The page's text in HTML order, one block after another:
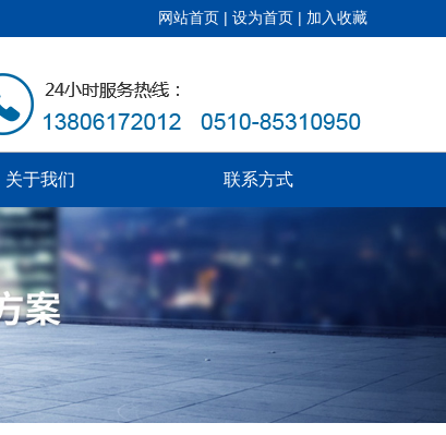
网站首页 | 设为首页 | 加入收藏
关于我们 联系方式